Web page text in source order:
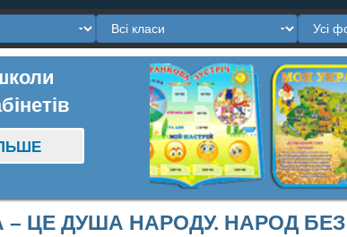
– ЦЕ ДУША НАРОДУ. НАРОД